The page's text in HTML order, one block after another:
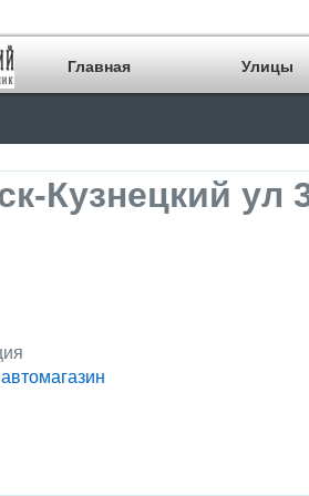
Главная Улицы
Кузнецкий ул